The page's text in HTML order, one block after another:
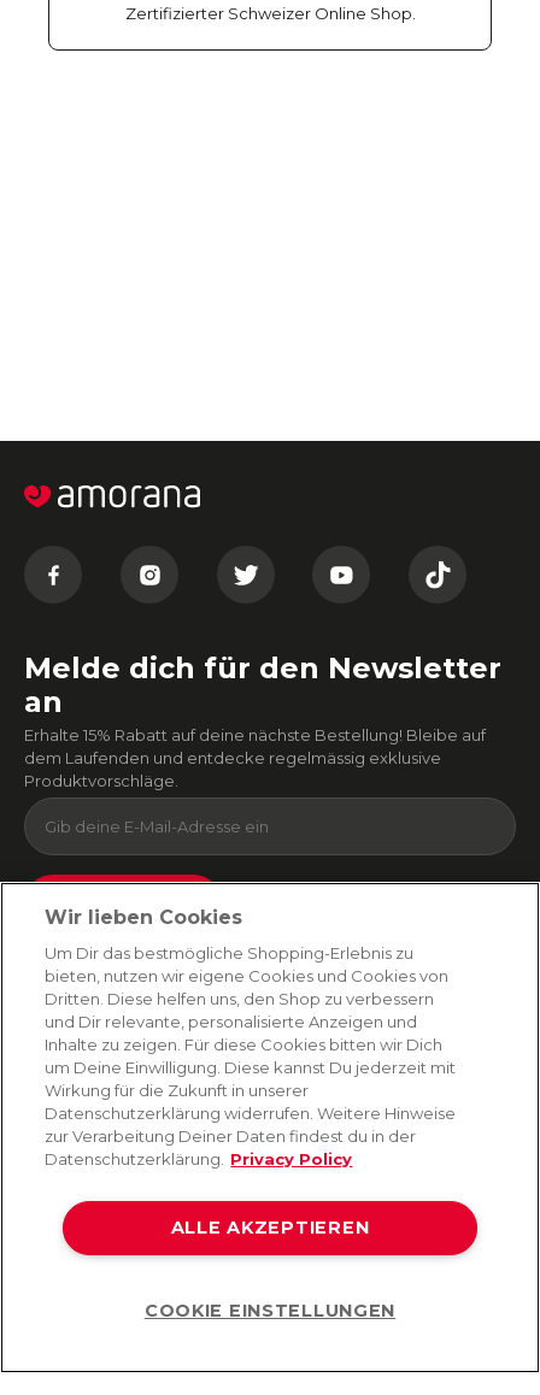
Zertifizierter Schweizer Online Shop.
Melde dich für den Newsletter
an
Erhalte 15% Rabatt auf deine nächste Bestellung! Bleibe auf
dem Laufenden und entdecke regelmässig exklusive
Produktvorschläge.
Absenden
Du kannst dich jederzeit von unserem Newsletter abmelden. Indem du fortfährst, stimmst
du unseren E-Mail-Bedingungenund Datenschutzbestimmungen zu
AMORANA
MARKEN
SERVICE
©2026 Lovehoney Group Switzerland AG. Alle Rechte vorbehalten
Wir lieben Cookies
Um Dir das bestmögliche Shopping-Erlebnis zu
bieten, nutzen wir eigene Cookies und Cookies von
Dritten. Diese helfen uns, den Shop zu verbessern
und Dir relevante, personalisierte Anzeigen und
Inhalte zu zeigen. Für diese Cookies bitten wir Dich
um Deine Einwilligung. Diese kannst Du jederzeit mit
Wirkung für die Zukunft in unserer
Datenschutzerklärung widerrufen. Weitere Hinweise
zur Verarbeitung Deiner Daten findest du in der
Datenschutzerklärung.
Privacy Policy
ALLE AKZEPTIEREN
COOKIE EINSTELLUNGEN